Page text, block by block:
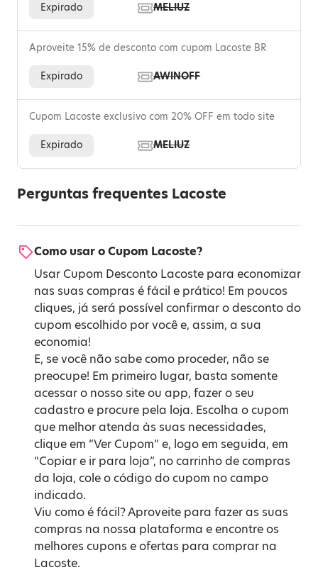
Expirado MELIUZ
Aproveite 15% de desconto com cupom Lacoste BR
Expirado AWINOFF
Cupom Lacoste exclusivo com 20% OFF em todo site
Expirado MELIUZ
Perguntas frequentes Lacoste
Como usar o Cupom Lacoste?
Usar Cupom Desconto Lacoste para economizar
nas suas compras é fácil e prático! Em poucos
cliques, já será possível confirmar o desconto do
cupom escolhido por você e, assim, a sua
economia!
E, se você não sabe como proceder, não se
preocupe! Em primeiro lugar, basta somente
acessar o nosso site ou app, fazer o seu
cadastro e procure pela loja. Escolha o cupom
que melhor atenda às suas necessidades,
clique em “Ver Cupom” e, logo em seguida, em
“Copiar e ir para loja”, no carrinho de compras
da loja, cole o código do cupom no campo
indicado.
Viu como é fácil? Aproveite para fazer as suas
compras na nossa plataforma e encontre os
melhores cupons e ofertas para comprar na
Lacoste.